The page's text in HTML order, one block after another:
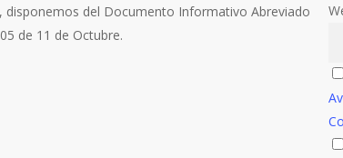
disponemos del Documento Informativo Abreviado
de 11 de Octubre.